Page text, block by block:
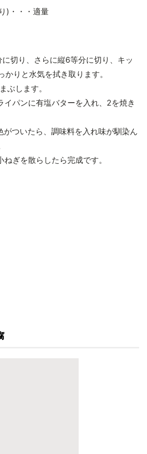
)・・・適量
に切り、さらに縦6等分に切り、キッ
かりと水気を拭き取ります。
ぶします。
イパンに有塩バターを入れ、2を焼き
がついたら、調味料を入れ味が馴染ん
ぎを散らしたら完成です。